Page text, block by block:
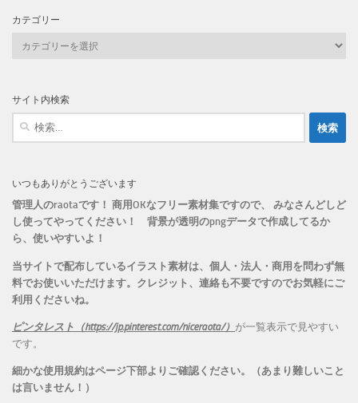
カテゴリー
ー
サイト内検索
検
いつもありがとうございます
管理人のraotaです！ 商用OKなフリー素材集ですので、 みなさんどしど
し使ってやってください！ 背景が透明のpngデータで作成してるか
ら、 使いやすいよ！
当サイトで配布しているイラスト素材は、個人・法人・商用を問わず無
料でお使いいただけます。 クレジット、連絡も不要ですのでお気軽にご
利用くださいね。
ピンタレスト（https://jp.pinterest.com/niceraota/） が一覧表示で見やすい
です。
細かな使用規約はページ下部よりご確認ください。（あまり難しいこと
は言いません！）